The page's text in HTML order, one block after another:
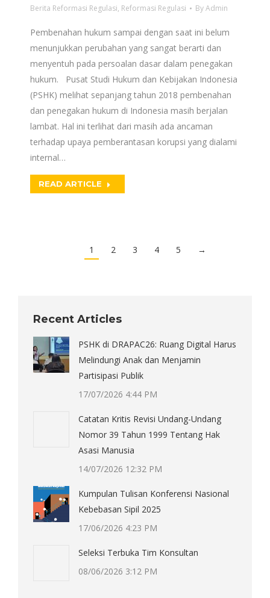
Berita Reformasi Regulasi, Reformasi Regulasi ByAdmin
Pembenahan hukum sampai dengan saat ini belum
menunjukkan perubahan yang sangat berarti dan
menyentuh pada persoalan dasar dalam penegakan
hukum. Pusat Studi Hukum dan Kebijakan Indonesia
(PSHK) melihat sepanjang tahun 2018 pembenahan
dan penegakan hukum di Indonesia masih berjalan
lambat. Hal ini terlihat dari masih ada ancaman
terhadap upaya pemberantasan korupsi yang dialami
internal…
READ ARTICLE
1 2 3 4 5 →
Recent Articles
PSHK di DRAPAC26: Ruang Digital Harus
Melindungi Anak dan Menjamin
Partisipasi Publik
17/07/2026 4:44 PM
Catatan Kritis Revisi Undang-Undang
Nomor 39 Tahun 1999 Tentang Hak
Asasi Manusia
14/07/2026 12:32 PM
Kumpulan Tulisan Konferensi Nasional
Kebebasan Sipil 2025
17/06/2026 4:23 PM
Seleksi Terbuka Tim Konsultan
08/06/2026 3:12 PM